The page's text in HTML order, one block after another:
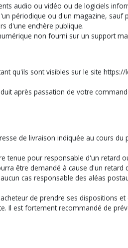
audio ou vidéo ou de logiciels
périodique ou d'un magazine, sauf
d'une enchère publique.
non fourni sur un support
qu'ils sont visibles sur le site
après passation de votre
de livraison indiquée au cours
tenue pour responsable d'un retard
être demandé à cause d'un
cas responsable des aléas
de prendre ses dispositions
Il est fortement recommandé de